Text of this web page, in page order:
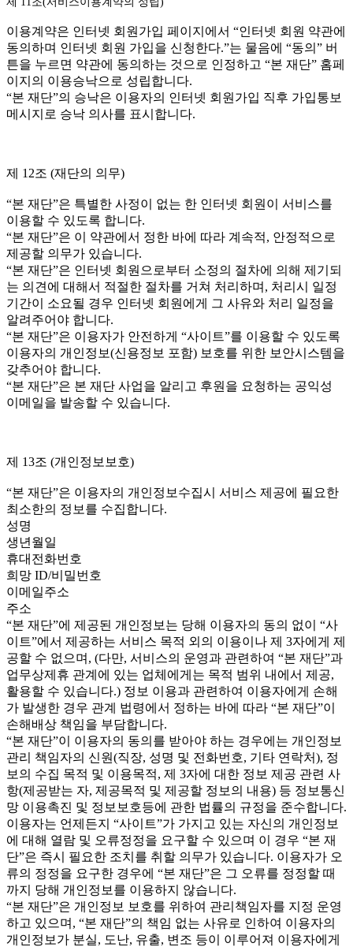
이용계약은 인터넷 회원가입 페이지에서 “인터넷 회원 약관에
동의하며 인터넷 회원 가입을 신청한다.”는 물음에 “동의” 버
튼을 누르면 약관에 동의하는 것으로 인정하고 “본 재단” 홈페
이지의 이용승낙으로 성립합니다.
“본 재단”의 승낙은 이용자의 인터넷 회원가입 직후 가입통보
메시지로 승낙 의사를 표시합니다.
제 12조 (재단의 의무)
“본 재단”은 특별한 사정이 없는 한 인터넷 회원이 서비스를
이용할 수 있도록 합니다.
“본 재단”은 이 약관에서 정한 바에 따라 계속적, 안정적으로
제공할 의무가 있습니다.
“본 재단”은 인터넷 회원으로부터 소정의 절차에 의해 제기되
는 의견에 대해서 적절한 절차를 거쳐 처리하며, 처리시 일정
기간이 소요될 경우 인터넷 회원에게 그 사유와 처리 일정을
알려주어야 합니다.
“본 재단”은 이용자가 안전하게 “사이트”를 이용할 수 있도록
이용자의 개인정보(신용정보 포함) 보호를 위한 보안시스템을
갖추어야 합니다.
“본 재단”은 본 재단 사업을 알리고 후원을 요청하는 공익성
이메일을 발송할 수 있습니다.
제 13조 (개인정보보호)
“본 재단”은 이용자의 개인정보수집시 서비스 제공에 필요한
최소한의 정보를 수집합니다.
성명
생년월일
휴대전화번호
희망 ID/비밀번호
이메일주소
주소
“본 재단”에 제공된 개인정보는 당해 이용자의 동의 없이 “사
이트”에서 제공하는 서비스 목적 외의 이용이나 제 3자에게 제
공할 수 없으며, (다만, 서비스의 운영과 관련하여 “본 재단”과
업무상제휴 관계에 있는 업체에게는 목적 범위 내에서 제공,
활용할 수 있습니다.) 정보 이용과 관련하여 이용자에게 손해
가 발생한 경우 관계 법령에서 정하는 바에 따라 “본 재단”이
손해배상 책임을 부담합니다.
“본 재단”이 이용자의 동의를 받아야 하는 경우에는 개인정보
관리 책임자의 신원(직장, 성명 및 전화번호, 기타 연락처), 정
보의 수집 목적 및 이용목적, 제 3자에 대한 정보 제공 관련 사
항(제공받는 자, 제공목적 및 제공할 정보의 내용) 등 정보통신
망 이용촉진 및 정보보호등에 관한 법률의 규정을 준수합니다.
이용자는 언제든지 “사이트”가 가지고 있는 자신의 개인정보
에 대해 열람 및 오류정정을 요구할 수 있으며 이 경우 “본 재
단”은 즉시 필요한 조치를 취할 의무가 있습니다. 이용자가 오
류의 정정을 요구한 경우에 “본 재단”은 그 오류를 정정할 때
까지 당해 개인정보를 이용하지 않습니다.
“본 재단”은 개인정보 보호를 위하여 관리책임자를 지정 운영
하고 있으며, “본 재단”의 책임 없는 사유로 인하여 이용자의
개인정보가 분실, 도난, 유출, 변조 등이 이루어져 이용자에게